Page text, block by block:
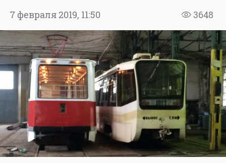
3648
7 февраля 2019, 11:50